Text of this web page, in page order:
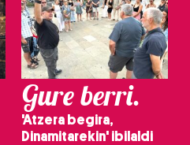
Gure berri.
'Atzera begira,
Dinamitarekin' ibilaldi